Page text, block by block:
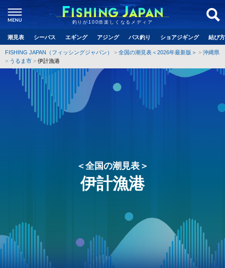
釣りが100倍楽しくなるメディア
潮見表 シーバス エギング アジング バス釣り ショアジギング 結び
FISHING JAPAN（フィッシングジャパン） 全国の潮見表＜2026年最新版＞
沖縄県
うるま市
伊計漁港
＜全国の潮見表＞
伊計漁港